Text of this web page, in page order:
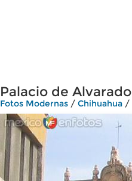
Palacio de Alvarado
Fotos Modernas / Chihuahua /